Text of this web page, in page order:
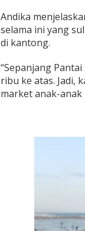
Andika
selama ini yang
di kantong.
“Sepanjang
ribu ke atas. Jadi,
market anak-anak